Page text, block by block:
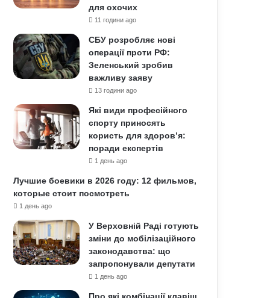
для охочих
11 години ago
СБУ розробляє нові
операції проти РФ:
Зеленський зробив
важливу заяву
13 години ago
Які види професійного
спорту приносять
користь для здоров’я:
поради експертів
1 день ago
Лучшие боевики в 2026 году: 12 фильмов,
которые стоит посмотреть
1 день ago
У Верховній Раді готують
зміни до мобілізаційного
законодавства: що
запропонували депутати
1 день ago